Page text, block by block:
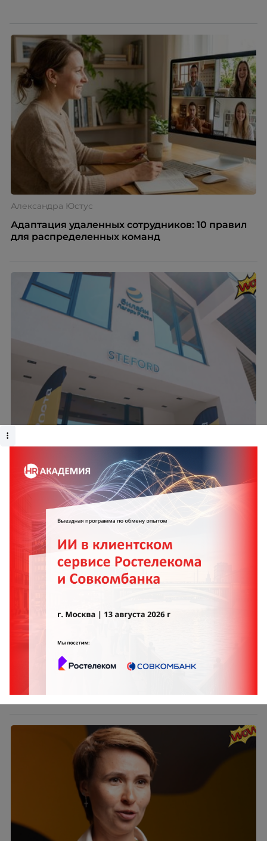
Александра Юстус
Адаптация удаленных сотрудников: 10 правил
для распределенных команд
Лагерь роста Билайна: инвестиции в
ментальное здоровье сотрудников через
формат workation